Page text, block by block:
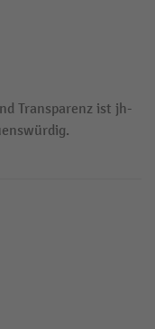
Transparenz ist jh-